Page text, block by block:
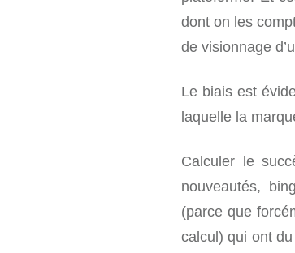
dont on les
de visionnage
Le biais est
laquelle la
Calculer le
nouveautés,
(parce que
calcul) qui ont